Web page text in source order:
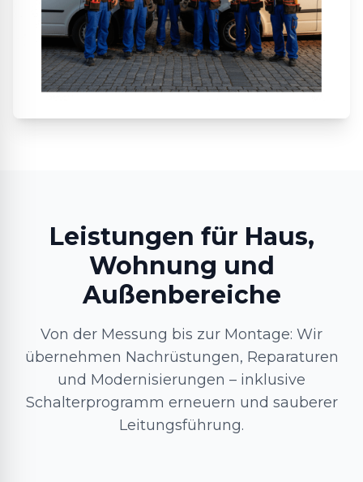
Leistungen für Haus,
Wohnung und
Außenbereiche
Von der Messung bis zur Montage: Wir
übernehmen Nachrüstungen, Reparaturen
und Modernisierungen – inklusive
Schalterprogramm erneuern und sauberer
Leitungsführung.